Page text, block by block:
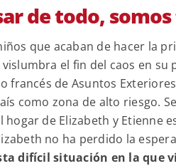
de todo,
que acaban de hacer la
vislumbra el fin del caos en
francés de Asuntos
como zona de alto riesgo.
hogar de Elizabeth y Etienne
no ha perdido la
difícil situación en la que